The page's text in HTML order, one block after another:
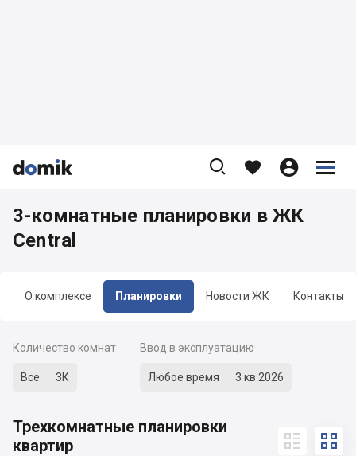


    


О комплексе Планировки Новости ЖК Контакты
3-комнатные планировки в ЖК
Central
Количество комнат
Все 3К
Ввод в эксплуатацию
Любое время 3 кв 2026
Трехкомнатные планировки
квартир
 